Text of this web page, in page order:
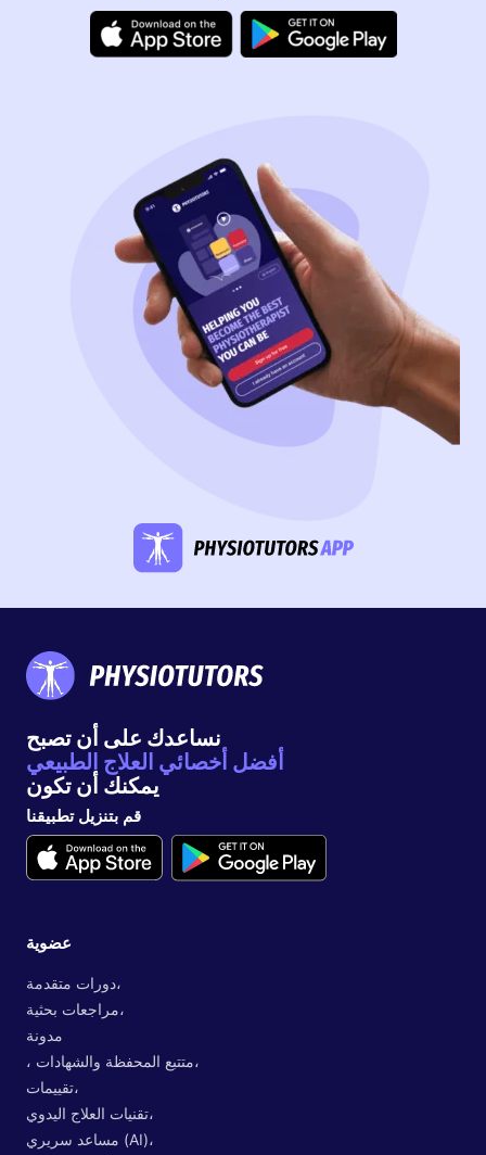
نساعدك على أن تصبح
أفضل أخصائي العلاج الطبيعي
يمكنك أن تكون
قم بتنزيل تطبيقنا
عضوية
دورات متقدمة،
مراجعات بحثية،
مدونة
، متتبع المحفظة والشهادات،
تقييمات،
تقنيات العلاج اليدوي،
مساعد سريري (AI)،